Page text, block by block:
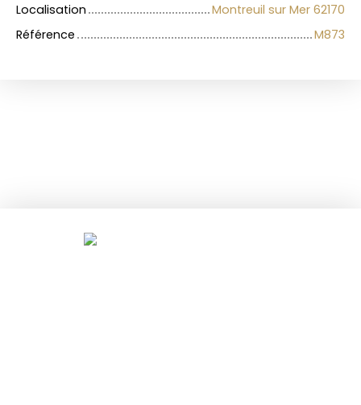
Localisation
Montreuil sur Mer 62170
Référence
M873